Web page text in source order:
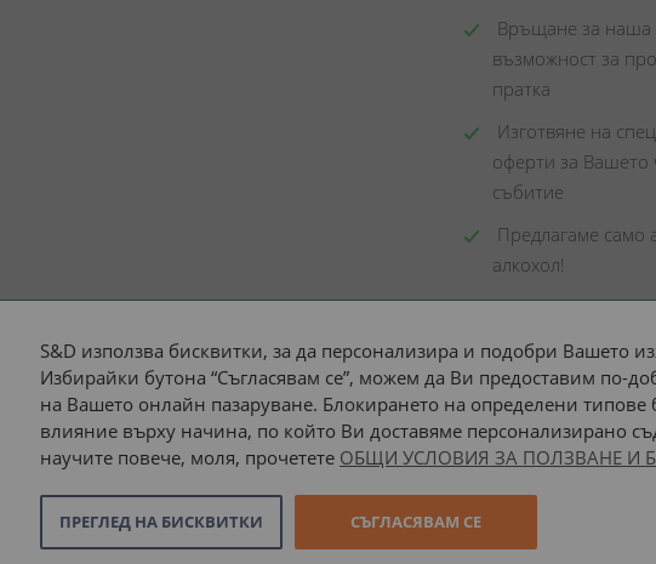
Връщане за наша
възможност за
пратка
Изготвяне на
оферти за Вашето
събитие
Предлагаме само
алкохол!
Доставка до адрес с:
права запазени. Онлайн магазин от
S&D използва бисквитки, за да персонализира и подобри Вашето
Избирайки бутона “Съгласявам се”, можем да Ви предоставим по-
на Вашето онлайн пазаруване. Блокирането на определени
влияние върху начина, по който Ви доставяме персонализирано
научите повече, моля, прочетете ОБЩИ УСЛОВИЯ ЗА ПОЛЗВАНЕ И
СЪГЛАСЯВАМ СЕ
ПРЕГЛЕД НА БИСКВИТКИ